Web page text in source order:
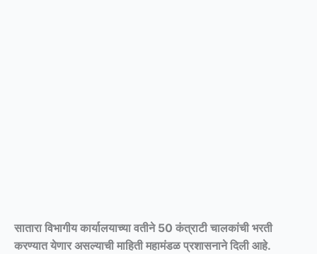
सातारा विभागीय कार्यालयाच्या वतीने 50 कंत्राटी चालकांची भरती
करण्यात येणार असल्याची माहिती महामंडळ प्रशासनाने दिली आहे.